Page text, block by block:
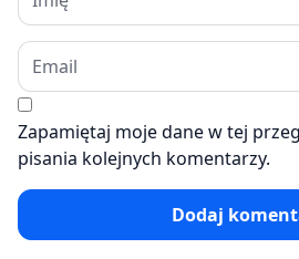
Zapamiętaj moje dane w tej
pisania kolejnych komentarzy.
Dodaj